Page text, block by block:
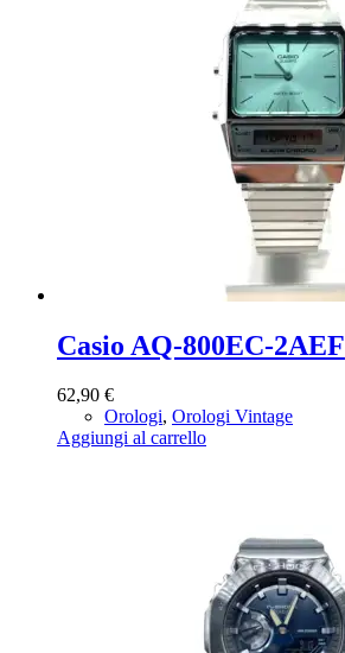
Casio AQ-800EC-2AEF
62,90 €
Orologi, Orologi Vintage
Aggiungi al carrello